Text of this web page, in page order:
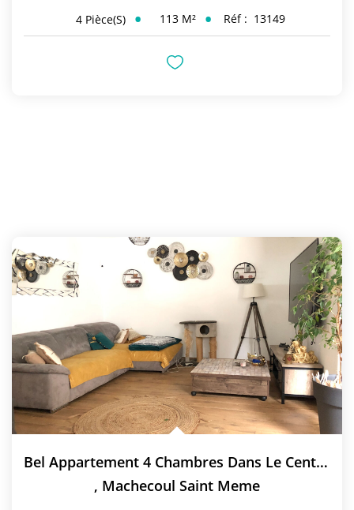
4 Pièce(s) 113 M² Réf : 13149
Bel Appartement 4 Chambres Dans Le Centre De Machecoul
, Machecoul Saint Meme